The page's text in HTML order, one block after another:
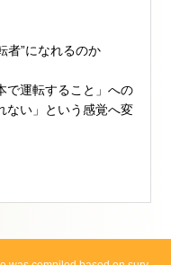
者”になれるのか
で運転すること」への
ない」という感覚へ変